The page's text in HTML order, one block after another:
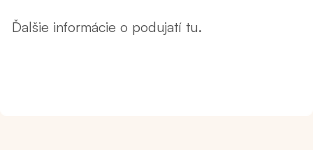
Ďalšie informácie o podujatí tu.